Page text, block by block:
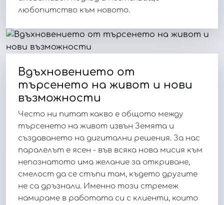
любопитство към новото.
Вдъхновението от
търсенето на живот и нови
възможности
Често ни питат какво е общото между
търсенето на живот извън Земята и
създаването на дигитални решения. За нас
паралелът е ясен - във всяка нова мисия към
непознатото има желание за откриване,
смелост да се стъпи там, където другите
не са дръзнали. Именно този стремеж
намираме в работата си с клиенти, които